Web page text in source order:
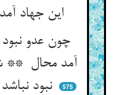
این جهاد آمد عدو
چون عدو
آمد محال **
نبود نباشد امتثال
575